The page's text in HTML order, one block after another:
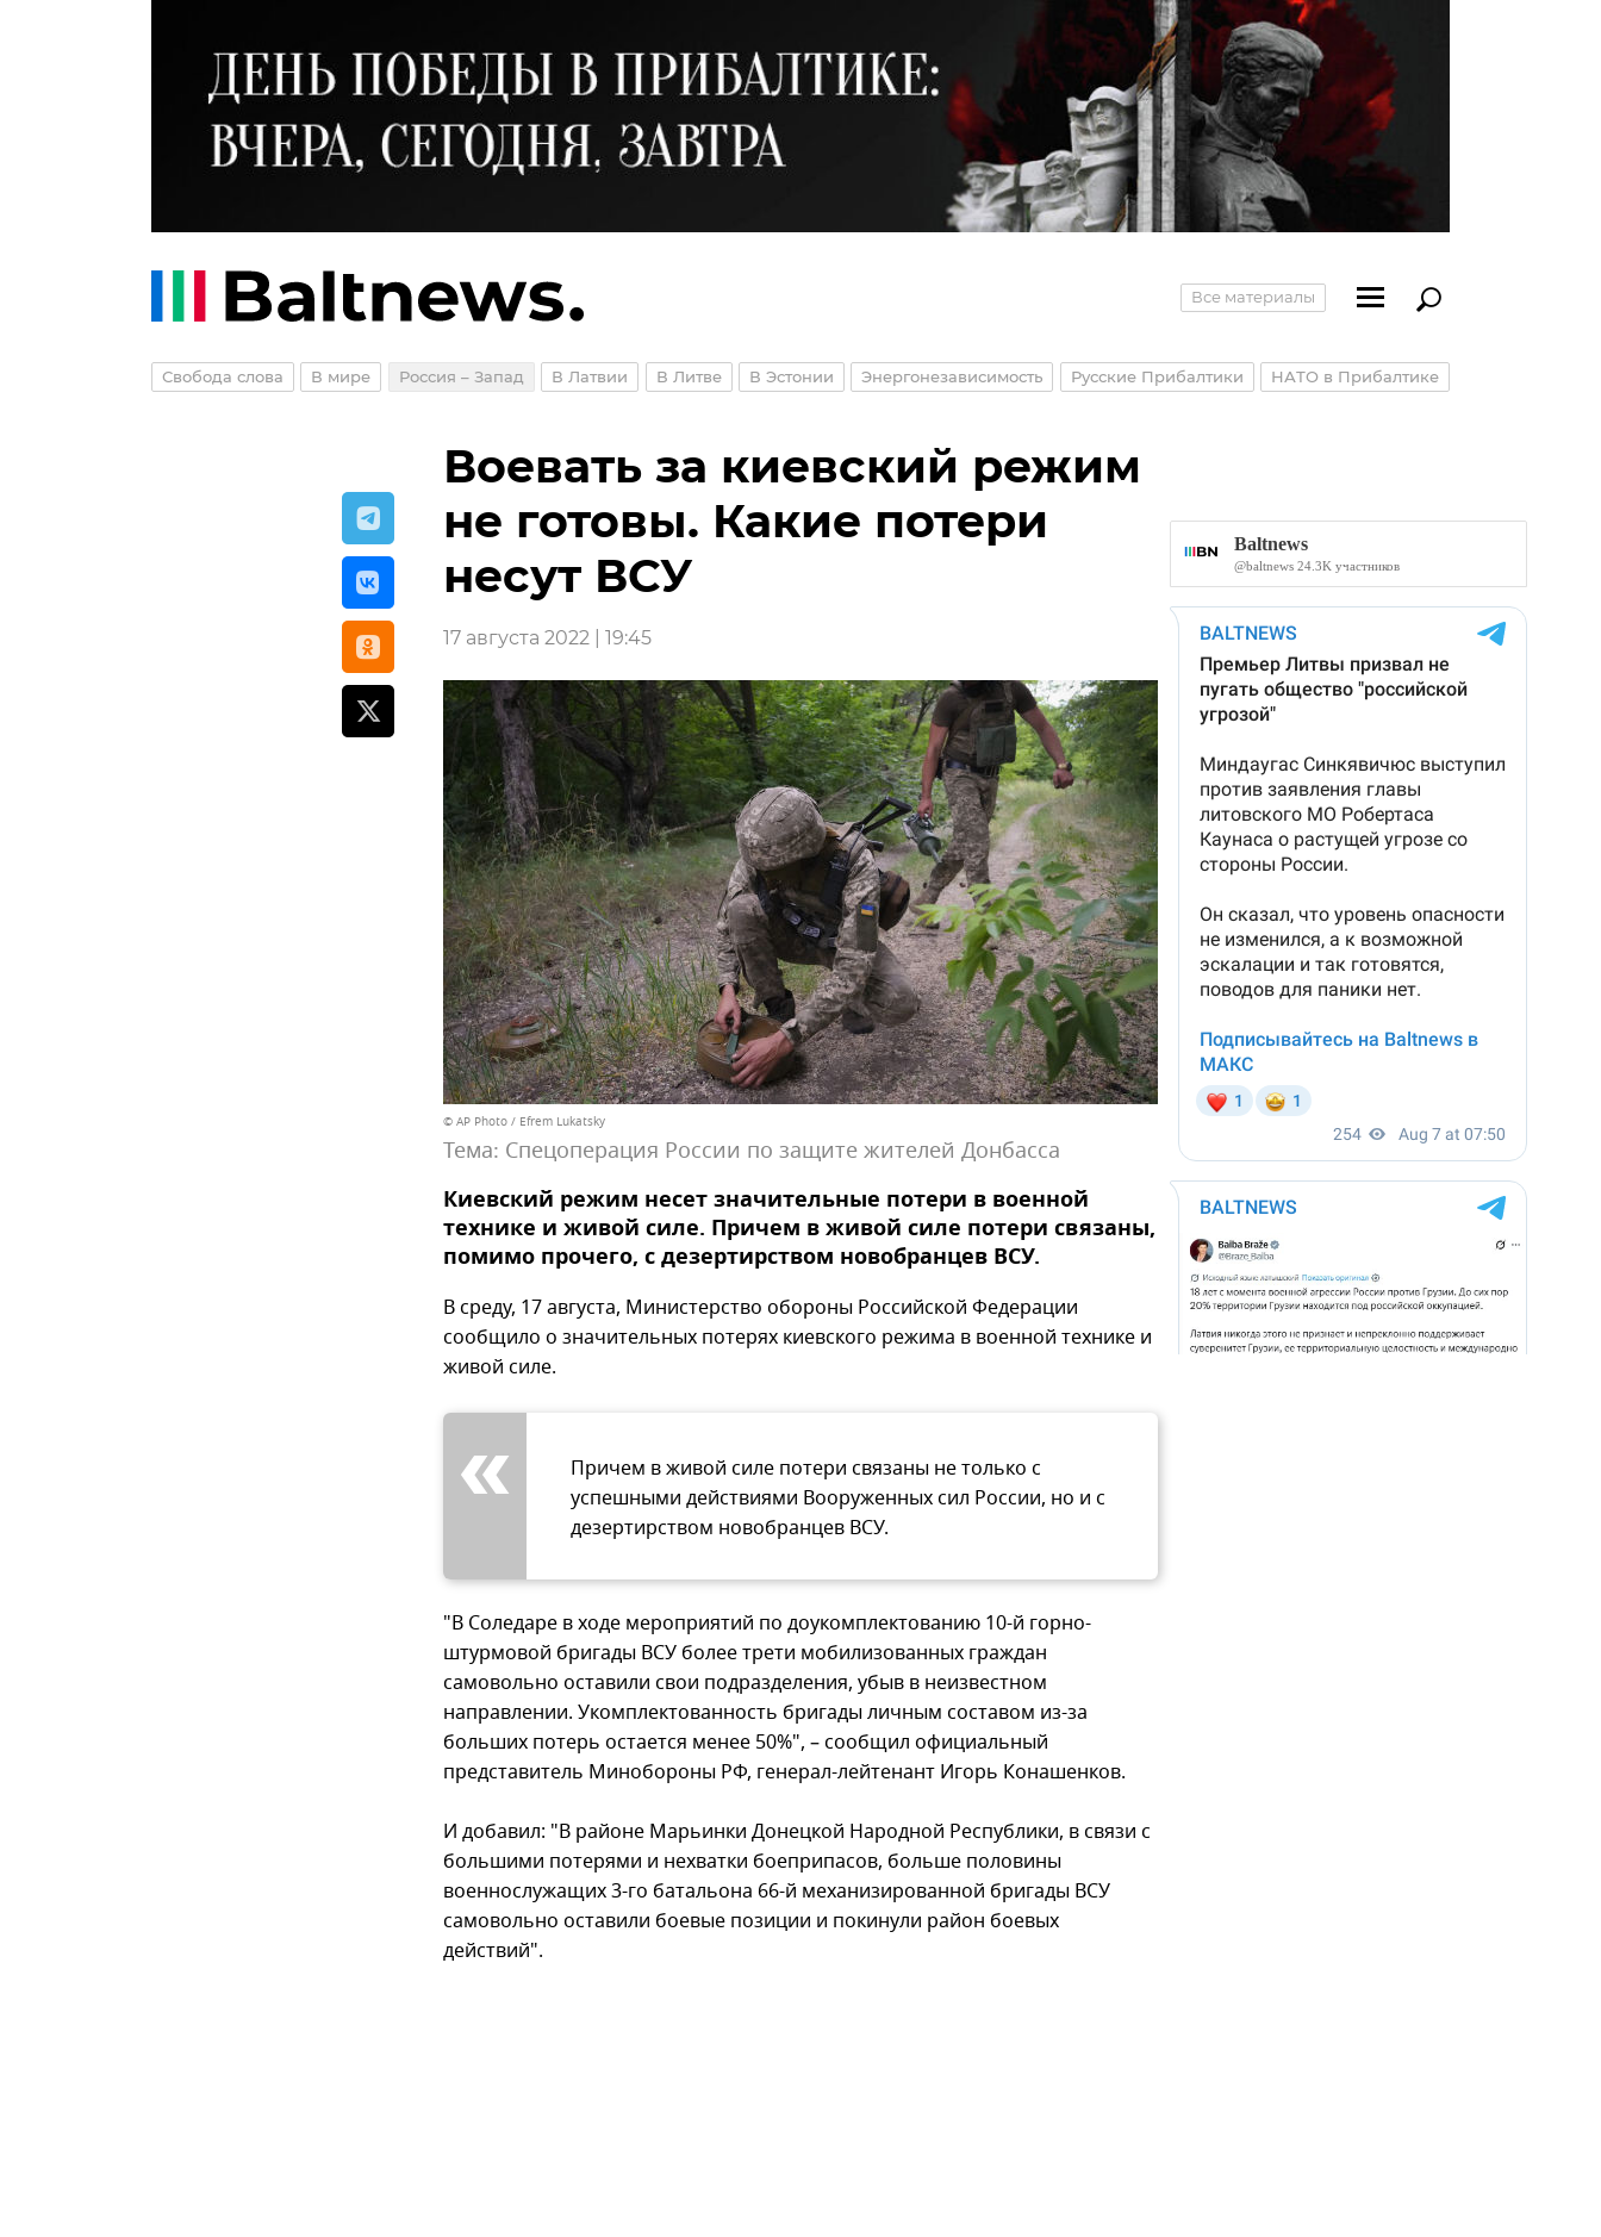
Все материалы
Свобода слова В мире Россия – Запад В Латвии В Литве В Эстонии Энергонезависимость Русские Прибалтики НАТО в Прибалтике
Воевать за киевский режим
не готовы. Какие потери
несут ВСУ
17 августа 2022 | 19:45
© AP Photo / Efrem Lukatsky
Тема: Спецоперация России по защите жителей Донбасса
Киевский режим несет значительные потери в военной
технике и живой силе. Причем в живой силе потери связаны,
помимо прочего, с дезертирством новобранцев ВСУ.
В среду, 17 августа, Министерство обороны Российской Федерации
сообщило о значительных потерях киевского режима в военной технике и
живой силе.
Причем в живой силе потери связаны не только с
успешными действиями Вооруженных сил России, но и с
дезертирством новобранцев ВСУ.
"В Соледаре в ходе мероприятий по доукомплектованию 10-й горно-
штурмовой бригады ВСУ более трети мобилизованных граждан
самовольно оставили свои подразделения, убыв в неизвестном
направлении. Укомплектованность бригады личным составом из-за
больших потерь остается менее 50%", – сообщил официальный
представитель Минобороны РФ, генерал-лейтенант Игорь Конашенков.
И добавил: "В районе Марьинки Донецкой Народной Республики, в связи с
большими потерями и нехватки боеприпасов, больше половины
военнослужащих 3-го батальона 66-й механизированной бригады ВСУ
самовольно оставили боевые позиции и покинули район боевых
действий".